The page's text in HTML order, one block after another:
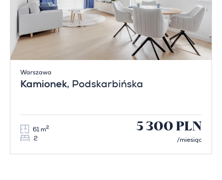
Warszawa
Kamionek, Podskarbińska
61 m2
2
5 300 PLN
/miesiąc